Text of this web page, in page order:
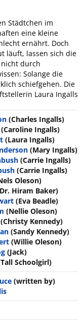
Städtchen im
eine kleine
ernährt. Doch
läuft, lassen sich die
durch
Solange die
schiefgehen. Die
Laura Ingalls
(Charles Ingalls)
(Caroline Ingalls)
(Laura Ingalls)
(Mary Ingalls)
(Carrie Ingalls)
(Carrie Ingalls)
Oleson)
Hiram Baker)
(Eva Beadle)
(Nellie Oleson)
(Christy Kennedy)
(Sandy Kennedy)
(Willie Oleson)
(Jack)
Schoolgirl)
(written by)